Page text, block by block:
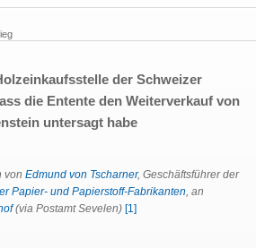
der Schweizer
die Entente den Weiterverkauf von
untersagt habe
von Edmund von Tscharner, Geschäftsführer der
Papier- und Papierstoff-Fabrikanten, an
(via Postamt Sevelen) [1]